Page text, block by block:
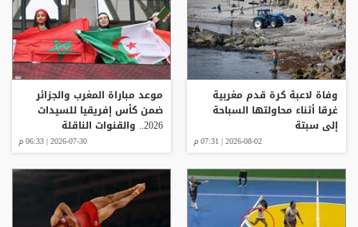
وفاة لاعبة كرة قدم مغربية
غرقا أثناء محاولتها السباحة
إلى سبتة
2026-08-02 | 07:31 م
موعد مباراة المغرب والجزائر
ضمن كأس إفريقيا للسيدات
2026.. والقنوات الناقلة
2026-07-30 | 06:33 م